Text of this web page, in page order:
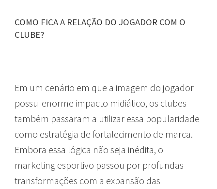
COMO FICA A RELAÇÃO DO JOGADOR COM O
CLUBE?
Em um cenário em que a imagem do jogador
possui enorme impacto midiático, os clubes
também passaram a utilizar essa popularidade
como estratégia de fortalecimento de marca.
Embora essa lógica não seja inédita, o
marketing esportivo passou por profundas
transformações com a expansão das